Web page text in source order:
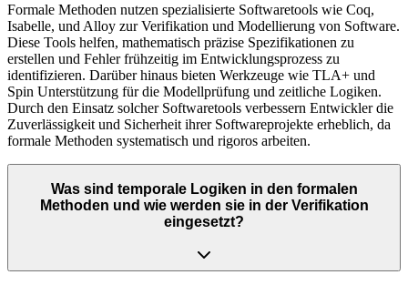
Formale Methoden nutzen spezialisierte Softwaretools wie Coq,
Isabelle, und Alloy zur Verifikation und Modellierung von Software.
Diese Tools helfen, mathematisch präzise Spezifikationen zu
erstellen und Fehler frühzeitig im Entwicklungsprozess zu
identifizieren. Darüber hinaus bieten Werkzeuge wie TLA+ und
Spin Unterstützung für die Modellprüfung und zeitliche Logiken.
Durch den Einsatz solcher Softwaretools verbessern Entwickler die
Zuverlässigkeit und Sicherheit ihrer Softwareprojekte erheblich, da
formale Methoden systematisch und rigoros arbeiten.
Was sind temporale Logiken in den formalen
Methoden und wie werden sie in der Verifikation
eingesetzt?